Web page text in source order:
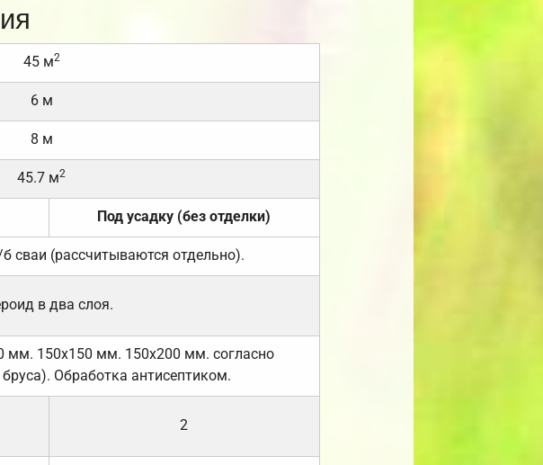
45 м2
6 м
8 м
45.7 м2
Под усадку (без отделки)
сваи (рассчитываются отдельно).
в два слоя.
мм. 150х150 мм. 150х200 мм. согласно
Обработка антисептиком.
2